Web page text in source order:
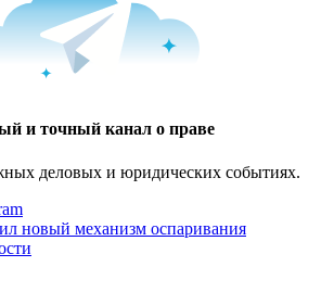
и точный канал о праве
деловых и юридических событиях.
новый механизм оспаривания